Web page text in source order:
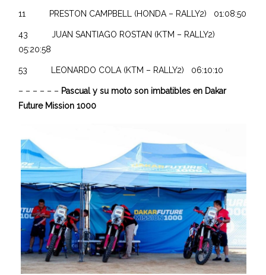
11 PRESTON CAMPBELL (HONDA – RALLY2) 01:08:50
43 JUAN SANTIAGO ROSTAN (KTM – RALLY2)
05:20:58
53 LEONARDO COLA (KTM – RALLY2) 06:10:10
– – – – – – Pascual y su moto son imbatibles en Dakar
Future Mission 1000